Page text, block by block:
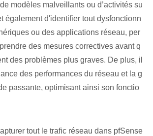
modèles malveillants ou d’activités su
également d'identifier tout dysfonctionn
ou des applications réseau, per
des mesures correctives avant q
des problèmes plus graves. De plus, il
des performances du réseau et la g
passante, optimisant ainsi son fonctio
tout le trafic réseau dans pfSense